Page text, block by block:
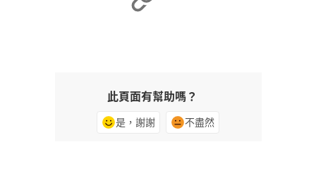
此頁面有幫助嗎？
是，謝謝 不盡然